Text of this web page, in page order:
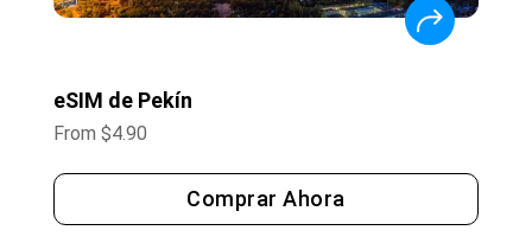
eSIM de Pekín
From $4.90
Comprar Ahora